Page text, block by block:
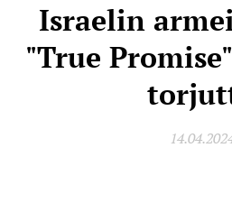
Israelin
"True